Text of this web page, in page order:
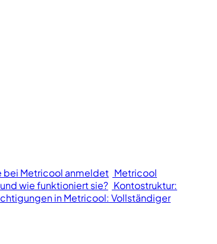
bei Metricool anmeldet Metricool
wie funktioniert sie? Kontostruktur:
in Metricool: Vollständiger